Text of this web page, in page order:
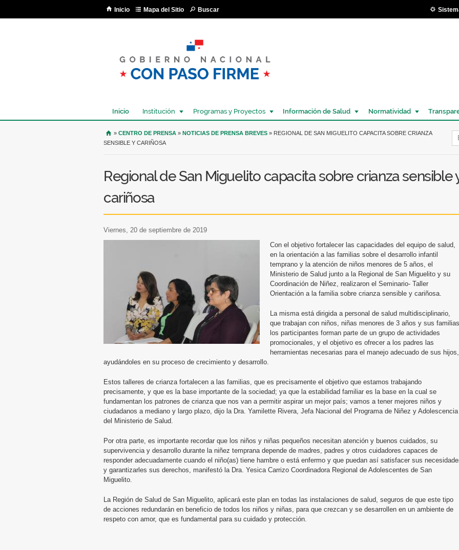
Inicio Mapa del Sitio Buscar
Inicio Institución Programas y Proyectos Información de Salud Normatividad
USTED SE ENCUENTRA AQUÍ
» CENTRO DE PRENSA » NOTICIAS DE PRENSA BREVES » REGIONAL DE SAN MIGUELITO CAPACITA SOBRE CRIANZA
SENSIBLE Y CARIÑOSA
Regional de San Miguelito capacita sobre crianza sensible
cariñosa
viernes, 20 de septiembre de 2019
Con el objetivo fortalecer las capacidades del equipo de salud,
en la orientación a las familias sobre el desarrollo infantil
temprano y la atención de niños menores de 5 años, el
Ministerio de Salud junto a la Regional de San Miguelito y su
Coordinación de Niñez, realizaron el Seminario- Taller
Orientación a la familia sobre crianza sensible y cariñosa.
La misma está dirigida a personal de salud multidisciplinario,
que trabajan con niños, niñas menores de 3 años y sus
los participantes forman parte de un grupo de actividades
promocionales, y el objetivo es ofrecer a los padres las
herramientas necesarias para el manejo adecuado de sus hijos,
ayudándoles en su proceso de crecimiento y desarrollo.
Estos talleres de crianza fortalecen a las familias, que es precisamente el objetivo que estamos trabajando
precisamente, y que es la base importante de la sociedad; ya que la estabilidad familiar es la base en la cual se
fundamentan los patrones de crianza que nos van a permitir aspirar un mejor país; vamos a tener mejores niños y
ciudadanos a mediano y largo plazo, dijo la Dra. Yamilette Rivera, Jefa Nacional del Programa de Niñez y Adolescencia
del Ministerio de Salud.
Por otra parte, es importante recordar que los niños y niñas pequeños necesitan atención y buenos cuidados, su
supervivencia y desarrollo durante la niñez temprana depende de madres, padres y otros cuidadores capaces de
responder adecuadamente cuando el niño(as) tiene hambre o está enfermo y que puedan así satisfacer sus
y garantizarles sus derechos, manifestó la Dra. Yesica Carrizo Coordinadora Regional de Adolescentes de San
Miguelito.
La Región de Salud de San Miguelito, aplicará este plan en todas las instalaciones de salud, seguros de que este tipo
de acciones redundarán en beneficio de todos los niños y niñas, para que crezcan y se desarrollen en un ambiente de
respeto con amor, que es fundamental para su cuidado y protección.